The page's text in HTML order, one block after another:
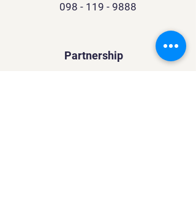
098 - 119 - 9888
Partnership